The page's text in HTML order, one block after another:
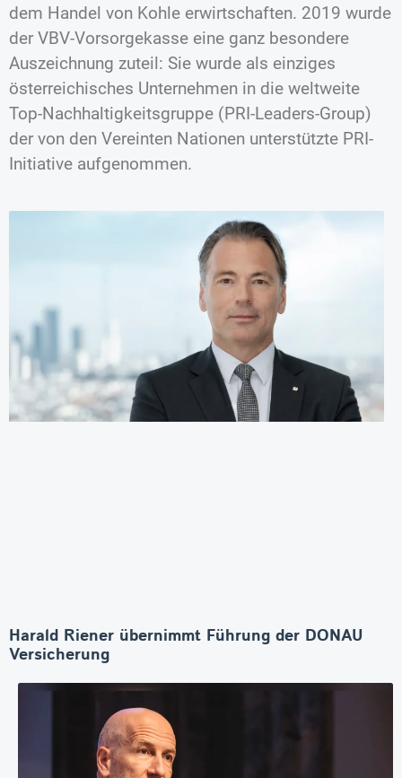
dem Handel von Kohle erwirtschaften. 2019 wurde
der VBV-Vorsorgekasse eine ganz besondere
Auszeichnung zuteil: Sie wurde als einziges
österreichisches Unternehmen in die weltweite
Top-Nachhaltigkeitsgruppe (PRI-Leaders-Group)
der von den Vereinten Nationen unterstützte PRI-
Initiative aufgenommen.
Harald Riener übernimmt Führung der DONAU
Versicherung